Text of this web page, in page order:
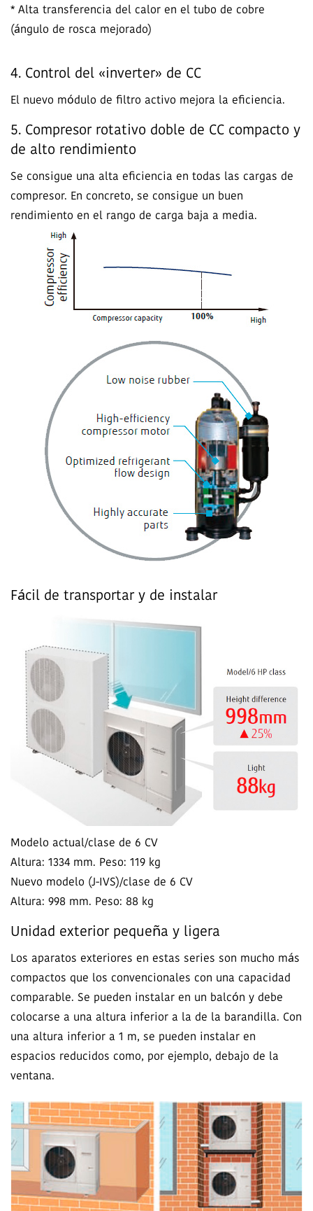
* Alta transferencia del calor en el tubo de cobre
(ángulo de rosca mejorado)
4. Control del «inverter» de CC
El nuevo módulo de filtro activo mejora la eficiencia.
5. Compresor rotativo doble de CC compacto y
de alto rendimiento
Se consigue una alta eficiencia en todas las cargas de
compresor. En concreto, se consigue un buen
rendimiento en el rango de carga baja a media.
Fácil de transportar y de instalar
Modelo actual/clase de 6 CV
Altura: 1334 mm. Peso: 119 kg
Nuevo modelo (J-IVS)/clase de 6 CV
Altura: 998 mm. Peso: 88 kg
Unidad exterior pequeña y ligera
Los aparatos exteriores en estas series son mucho más
compactos que los convencionales con una capacidad
comparable. Se pueden instalar en un balcón y debe
colocarse a una altura inferior a la de la barandilla. Con
una altura inferior a 1 m, se pueden instalar en
espacios reducidos como, por ejemplo, debajo de la
ventana.